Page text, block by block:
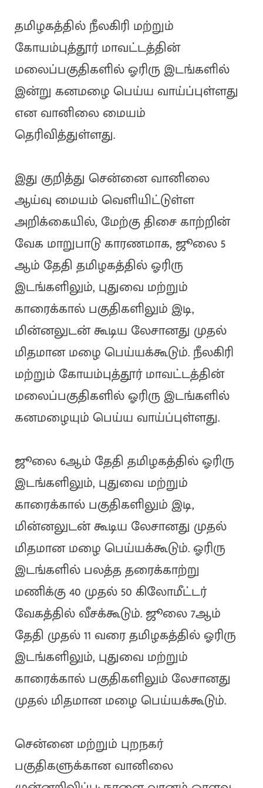
தமிழகத்தில் நீலகிரி மற்றும்
கோயம்புத்தூர் மாவட்டத்தின்
மலைப்பகுதிகளில் ஓரிரு இடங்களில்
இன்று கனமழை பெய்ய வாய்ப்புள்ளது
என வானிலை மையம்
தெரிவித்துள்ளது.
இது குறித்து சென்னை வானிலை
ஆய்வு மையம் வெளியிட்டுள்ள
அறிக்கையில், மேற்கு திசை காற்றின்
வேக மாறுபாடு காரணமாக, ஜூலை 5
ஆம் தேதி தமிழகத்தில் ஓரிரு
இடங்களிலும், புதுவை மற்றும்
காரைக்கால் பகுதிகளிலும் இடி,
மின்னலுடன் கூடிய லேசானது முதல்
மிதமான மழை பெய்யக்கூடும். நீலகிரி
மற்றும் கோயம்புத்தூர் மாவட்டத்தின்
மலைப்பகுதிகளில் ஓரிரு இடங்களில்
கனமழையும் பெய்ய வாய்ப்புள்ளது.
ஜூலை 6ஆம் தேதி தமிழகத்தில் ஓரிரு
இடங்களிலும், புதுவை மற்றும்
காரைக்கால் பகுதிகளிலும் இடி,
மின்னலுடன் கூடிய லேசானது முதல்
மிதமான மழை பெய்யக்கூடும். ஓரிரு
இடங்களில் பலத்த தரைக்காற்று
மணிக்கு 40 முதல் 50 கிலோமீட்டர்
வேகத்தில் வீசக்கூடும். ஜூலை 7ஆம்
தேதி முதல் 11 வரை தமிழகத்தில் ஓரிரு
இடங்களிலும், புதுவை மற்றும்
காரைக்கால் பகுதிகளிலும் லேசானது
முதல் மிதமான மழை பெய்யக்கூடும்.
சென்னை மற்றும் புறநகர்
பகுதிகளுக்கான வானிலை